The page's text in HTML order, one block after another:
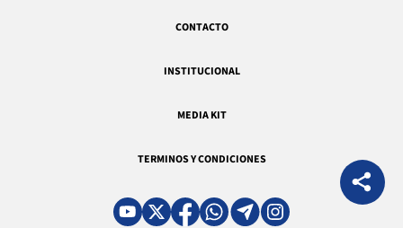
CONTACTO
INSTITUCIONAL
MEDIA KIT
TERMINOS Y CONDICIONES